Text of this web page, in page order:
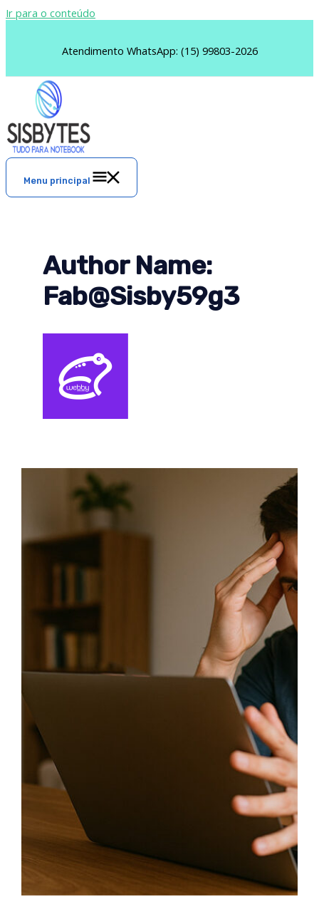
Ir para o conteúdo
Atendimento WhatsApp: (15) 99803-2026
Menu principal
Author Name:
Fab@sisby59g3